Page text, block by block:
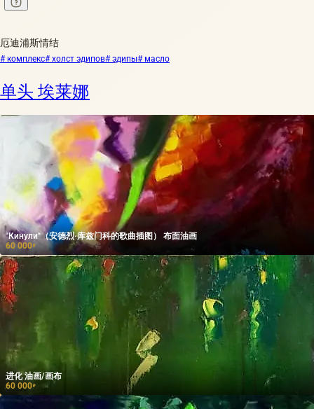
厄迪浦斯情结
# комплекс# холст эдипов# эдипы# масло
单头 埃莱娜
"Кинули"（安德烈·库兹门科的歌曲插图） 布面油画
60 000₽
进化 油画/画布
60 000₽